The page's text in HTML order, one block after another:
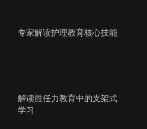
专家解读护理教育核心技能
解读胜任力教育中的支架式
学习